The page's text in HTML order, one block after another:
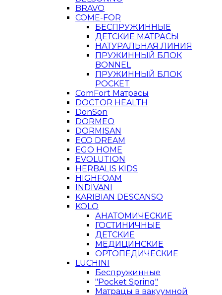
BRAVO
COME-FOR
БЕСПРУЖИННЫЕ
ДЕТСКИЕ МАТРАСЫ
НАТУРАЛЬНАЯ ЛИНИЯ
ПРУЖИННЫЙ БЛОК
BONNEL
ПРУЖИННЫЙ БЛОК
POCKET
ComFort Матрасы
DOCTOR HEALTH
DonSon
DORMEO
DORMISAN
ECO DREAM
EGO HOME
EVOLUTION
HERBALIS KIDS
HIGHFOAM
INDIVANI
KARIBIAN DESCANSO
KOLO
АНАТОМИЧЕСКИЕ
ГОСТИНИЧНЫЕ
ДЕТСКИЕ
МЕДИЦИНСКИЕ
ОРТОПЕДИЧЕСКИЕ
LUCHINI
Беспружинные
"Pocket Spring"
Матрацы в вакуумной